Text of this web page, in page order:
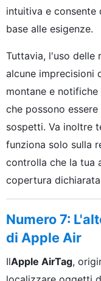
intuitiva e consente
base alle esigenze.
Tuttavia, l'uso delle
alcune imprecisioni
montane e
che possono
sospetti. Va inoltre
funziona solo sulla
controlla che la tua
copertura
Numero 7:
di Apple Air
IlApple AirTag,